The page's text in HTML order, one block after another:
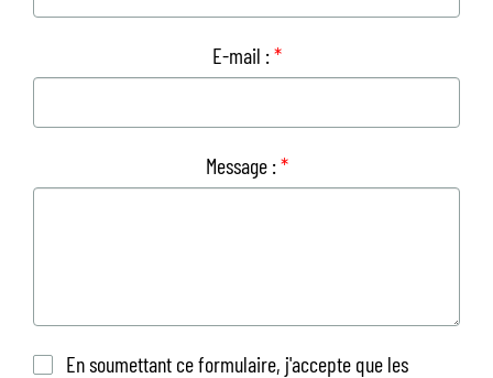
E-mail :*
Message :*
En soumettant ce formulaire, j'accepte que les